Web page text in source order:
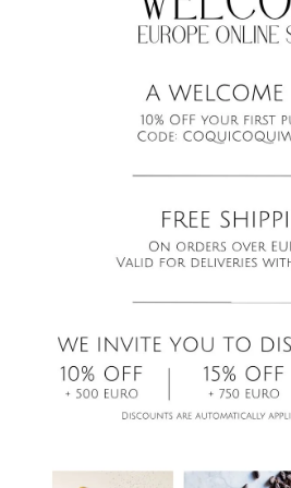
LE NUMÉRO DE
TÉLÉPHONE ET L'ADRESSE E-
MAXIMUM APRÈS LA
FRAIS D'EXPÉDITION DU
DOIT ÊTRE ENVOYÉ
COQUI REMBOURSERA LES
MODALITÉS DÉCRITES, AINSI
D'EXPÉDITION DE RETOUR
LA CARTE DE CRÉDIT
UNE PARTIE DE LA
LIVRAISON NE SERONT PAS
AURA LIEU
SUIVANT LA DATE DE
LA DATE À LAQUELLE LE CLIENT
LES PRODUITS (LA DATE
SERA PRISE EN COMPTE).